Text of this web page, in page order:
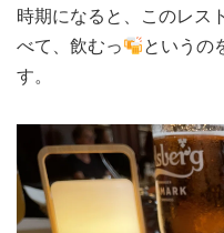
時期になると、このレス
べて、飲むっ
というの
す。